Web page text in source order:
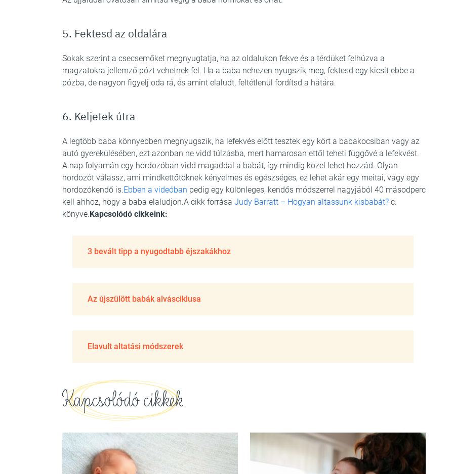
5. Fektesd az oldalára
Sokak szerint a csecsemőket megnyugtatja, ha az oldalukon fekve és a térdüket felhúzva a
magzatokra jellemző pózt vehetnek fel. Ha a baba nehezen nyugszik meg, fektesd egy kicsit ebbe a
pózba, de nagyon figyelj oda rá, és amint elaludt, feltétlenül fordítsd a hátára.
6. Keljetek útra
A legtöbb baba könnyebben megnyugszik, ha lefekvés előtt tesztek egy kört a babakocsiban vagy az
autó gyerekülésében, ezt azonban ne vidd túlzásba, mert hamarosan ettől teheti függővé a lefekvést.
A nap folyamán egy hordozóban vidd magaddal a babát, így mindig közel lehet hozzád. Olyan
hordozót válassz, ami mindkettőtöknek kényelmes és egészséges, ez lehet akár egy meitai, vagy egy
hordozókendő is.Ebben a videóban pedig egy különleges, kendős módszerrel nagyjából 40 másodperc
kell ahhoz, hogy a baba elaludjon.A cikk forrása Judy Barratt – Hogyan altassunk kisbabát? c.
könyve.Kapcsolódó cikkeink:
3 bevált tipp a nyugodtabb éjszakákhoz
Az újszülött babák alvásciklusa
Elavult altatási módszerek
Kapcsolódó cikkek